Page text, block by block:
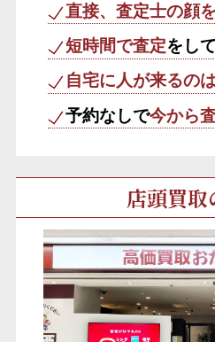
直接、査定士の顔
短時間で査定をし
自宅に人が来るの
予約なしで今から
店頭買取